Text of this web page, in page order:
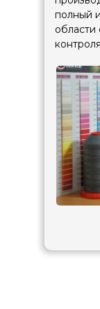
полный
области